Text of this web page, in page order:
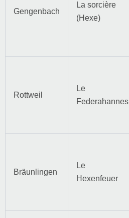
Gengenbach
La sorcière
(Hexe)
Rottweil
Le
Federahannes
Bräunlingen
Le
Hexenfeuer